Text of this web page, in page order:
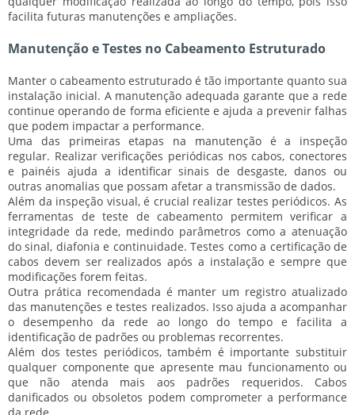
facilita futuras manutenções e ampliações.
Manutenção e Testes no Cabeamento Estruturado
Manter o cabeamento estruturado é tão importante quanto sua
instalação inicial. A manutenção adequada garante que a rede
continue operando de forma eficiente e ajuda a prevenir falhas
que podem impactar a performance.
Uma das primeiras etapas na manutenção é a inspeção
regular. Realizar verificações periódicas nos cabos, conectores
e painéis ajuda a identificar sinais de desgaste, danos ou
outras anomalias que possam afetar a transmissão de dados.
Além da inspeção visual, é crucial realizar testes periódicos. As
ferramentas de teste de cabeamento permitem verificar a
integridade da rede, medindo parâmetros como a atenuação
do sinal, diafonia e continuidade. Testes como a certificação de
cabos devem ser realizados após a instalação e sempre que
modificações forem feitas.
Outra prática recomendada é manter um registro atualizado
das manutenções e testes realizados. Isso ajuda a acompanhar
o desempenho da rede ao longo do tempo e facilita a
identificação de padrões ou problemas recorrentes.
Além dos testes periódicos, também é importante substituir
qualquer componente que apresente mau funcionamento ou
que não atenda mais aos padrões requeridos. Cabos
danificados ou obsoletos podem comprometer a performance